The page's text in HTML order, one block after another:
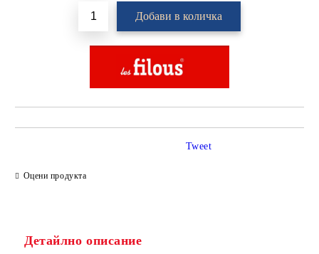
Оцени продукта
Tweet
Детайлно описание